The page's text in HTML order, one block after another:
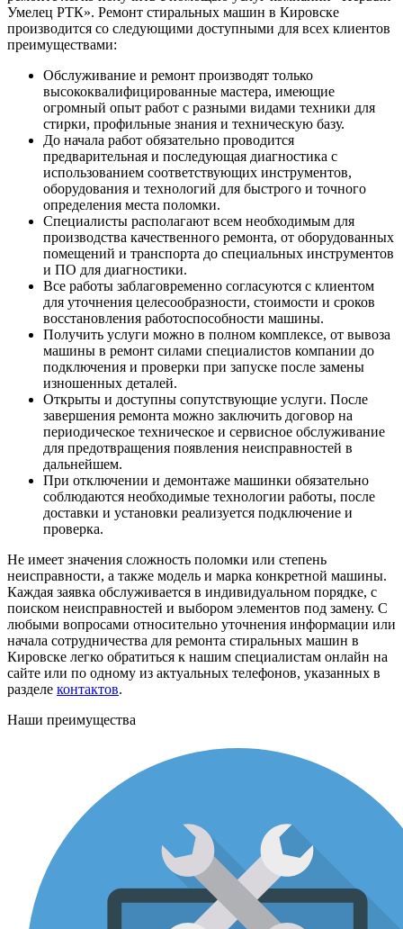
Умелец РТК». Ремонт стиральных машин в Кировске
производится со следующими доступными для всех клиентов
преимуществами:
Обслуживание и ремонт производят только
высококвалифицированные мастера, имеющие
огромный опыт работ с разными видами техники для
стирки, профильные знания и техническую базу.
До начала работ обязательно проводится
предварительная и последующая диагностика с
использованием соответствующих инструментов,
оборудования и технологий для быстрого и точного
определения места поломки.
Специалисты располагают всем необходимым для
производства качественного ремонта, от оборудованных
помещений и транспорта до специальных инструментов
и ПО для диагностики.
Все работы заблаговременно согласуются с клиентом
для уточнения целесообразности, стоимости и сроков
восстановления работоспособности машины.
Получить услуги можно в полном комплексе, от вывоза
машины в ремонт силами специалистов компании до
подключения и проверки при запуске после замены
изношенных деталей.
Открыты и доступны сопутствующие услуги. После
завершения ремонта можно заключить договор на
периодическое техническое и сервисное обслуживание
для предотвращения появления неисправностей в
дальнейшем.
При отключении и демонтаже машинки обязательно
соблюдаются необходимые технологии работы, после
доставки и установки реализуется подключение и
проверка.
Не имеет значения сложность поломки или степень
неисправности, а также модель и марка конкретной машины.
Каждая заявка обслуживается в индивидуальном порядке, с
поиском неисправностей и выбором элементов под замену. С
любыми вопросами относительно уточнения информации или
начала сотрудничества для ремонта стиральных машин в
Кировске легко обратиться к нашим специалистам онлайн на
сайте или по одному из актуальных телефонов, указанных в
разделе контактов.
Наши преимущества